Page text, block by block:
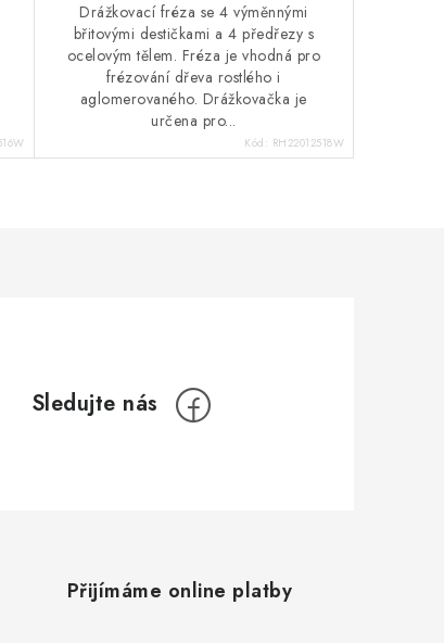
Drážkovací fréza se 4 výměnnými
břitovými destičkami a 4 předřezy s
ocelovým tělem. Fréza je vhodná pro
frézování dřeva rostlého i
aglomerovaného. Drážkovačka je
určena pro...
Kód: RH22012518W
Přijímáme online platby